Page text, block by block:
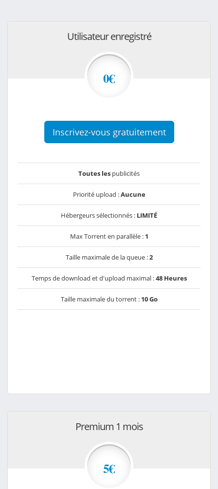
Utilisateur enregistré
0€
Inscrivez-vous gratuitement
Toutes les publicités
Priorité upload :Aucune
Hébergeurs sélectionnés : LIMITÉ
Max Torrent en parallèle : 1
Taille maximale de la queue :2
Temps de download et d'upload maximal :48 Heures
Taille maximale du torrent : 10 Go
Premium 1 mois
5€